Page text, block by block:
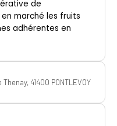
de
marché les fruits
adhérentes en
41400 PONTLEVOY